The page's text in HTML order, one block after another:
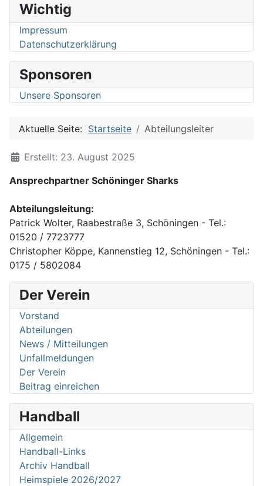
Wichtig
Impressum
Datenschutzerklärung
Sponsoren
Unsere Sponsoren
Der Verein
Vorstand
Abteilungen
News / Mitteilungen
Unfallmeldungen
Der Verein
Beitrag einreichen
Handball
Allgemein
Handball-Links
Archiv Handball
Heimspiele 2026/2027
Aktuelle Seite: Startseite Abteilungsleiter
DetailsErstellt: 23. August 2025
Ansprechpartner Schöninger Sharks
Abteilungsleitung:
Patrick Wolter, Raabestraße 3, Schöningen - Tel.:
01520 / 7723777
Christopher Köppe, Kannenstieg 12, Schöningen - Tel.:
0175 / 5802084